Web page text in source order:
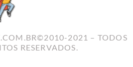
2021 – TODOS
RESERVADOS.